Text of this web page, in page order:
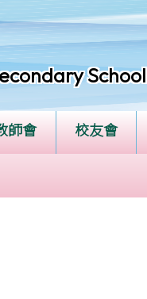
School
師會 校友會